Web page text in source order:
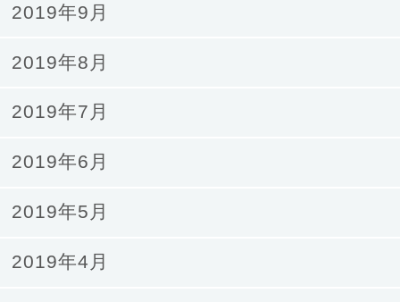
2019年9月
2019年8月
2019年7月
2019年6月
2019年5月
2019年4月